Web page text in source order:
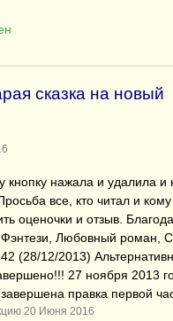
сказка на новый
кнопку нажала и удалила
все, кто читал и
оценочки и отзыв.
Любовный роман,
(28/12/2013)
27 ноября 2013
правка первой
20 Июня 2016